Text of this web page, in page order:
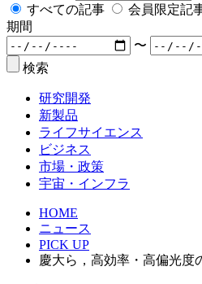
すべての記事
会員限定記
期間
〜
検索
研究開発
新製品
ライフサイエンス
ビジネス
市場・政策
宇宙・インフラ
HOME
ニュース
PICK UP
慶大ら，高効率・高偏光度